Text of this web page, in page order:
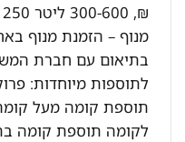
₪,
מנוף – הזמנת מנוף
בתיאום עם חברת